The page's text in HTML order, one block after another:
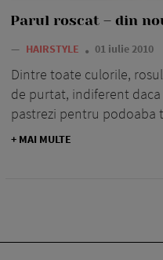
Parul roscat – din
— HAIRSTYLE 01 iulie 2010
Dintre toate culorile,
de purtat, indiferent
pastrezi pentru podoaba
+ MAI MULTE